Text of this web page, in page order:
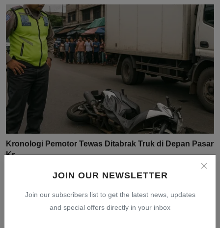
JOIN OUR NEWSLETTER
Join our subscribers list to get the latest news, updates
and special offers directly in your inbox
Kronologi Pemotor Tewas Ditabrak Truk di Depan Pasar
Kr...